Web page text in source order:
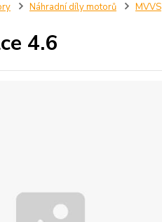
Náhradní díly motorů MVVS
4.6